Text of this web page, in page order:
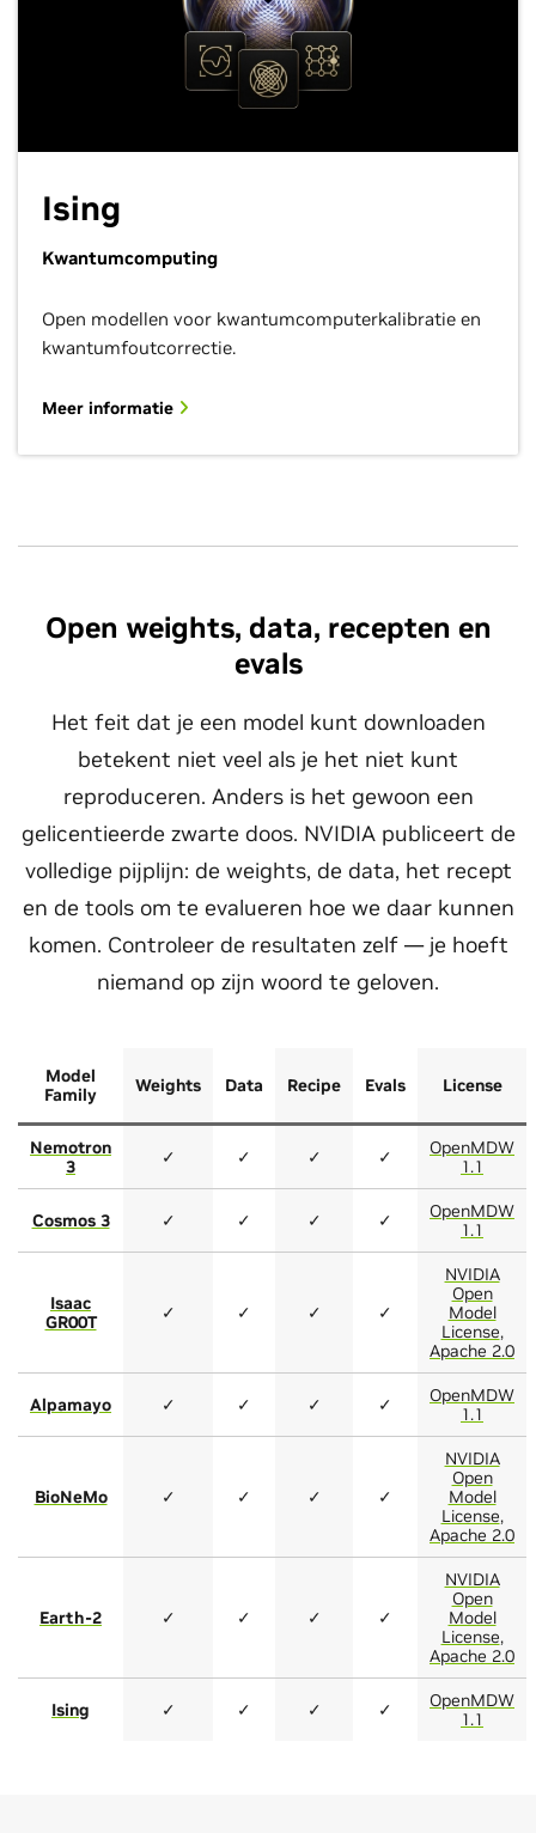
Ising
Kwantumcomputing
Open modellen voor kwantumcomputerkalibratie en
kwantumfoutcorrectie.
Meer informatie
Open weights, data, recepten en
evals
Het feit dat je een model kunt downloaden
betekent niet veel als je het niet kunt
reproduceren. Anders is het gewoon een
gelicentieerde zwarte doos. NVIDIA publiceert de
volledige pijplijn: de weights, de data, het recept
en de tools om te evalueren hoe we daar kunnen
komen. Controleer de resultaten zelf — je hoeft
niemand op zijn woord te geloven.
Model
Family
Weights Data Recipe Evals License
Nemotron
3
✓ ✓ ✓ ✓
OpenMDW
1.1
Cosmos 3 ✓ ✓ ✓ ✓
OpenMDW
1.1
Isaac
GR00T
✓ ✓ ✓ ✓
NVIDIA
Open
Model
License,
Apache 2.0
Alpamayo ✓ ✓ ✓ ✓
OpenMDW
1.1
BioNeMo ✓ ✓ ✓ ✓
NVIDIA
Open
Model
License,
Apache 2.0
Earth-2 ✓ ✓ ✓ ✓
NVIDIA
Open
Model
License,
Apache 2.0
Ising ✓ ✓ ✓ ✓
OpenMDW
1.1